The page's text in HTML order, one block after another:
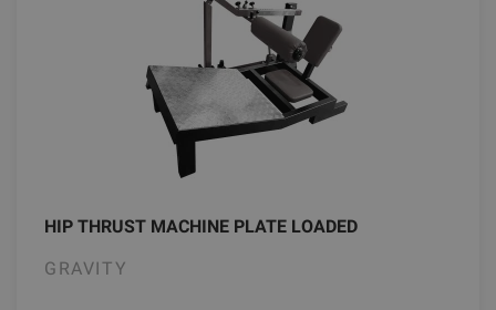
HIP THRUST MACHINE PLATE LOADED
GRAVITY